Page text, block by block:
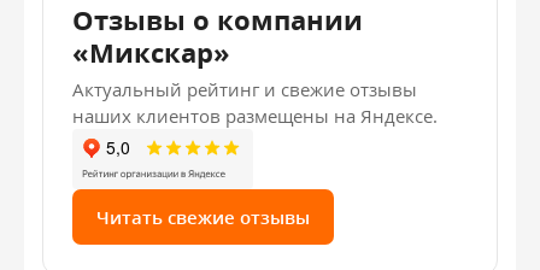
Отзывы о компании
«Микскар»
Актуальный рейтинг и свежие отзывы
наших клиентов размещены на Яндексе.
Читать свежие отзывы